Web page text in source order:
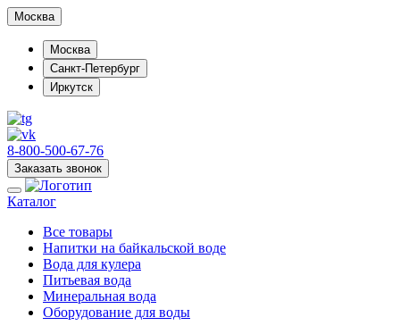
Москва
Москва
Санкт-Петербург
Иркутск
8-800-500-67-76
Заказать звонок
Каталог
Все товары
Напитки на байкальской воде
Вода для кулера
Питьевая вода
Минеральная вода
Оборудование для воды